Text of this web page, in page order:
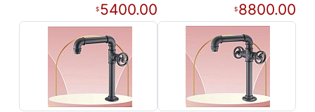
5400.00 8800.00